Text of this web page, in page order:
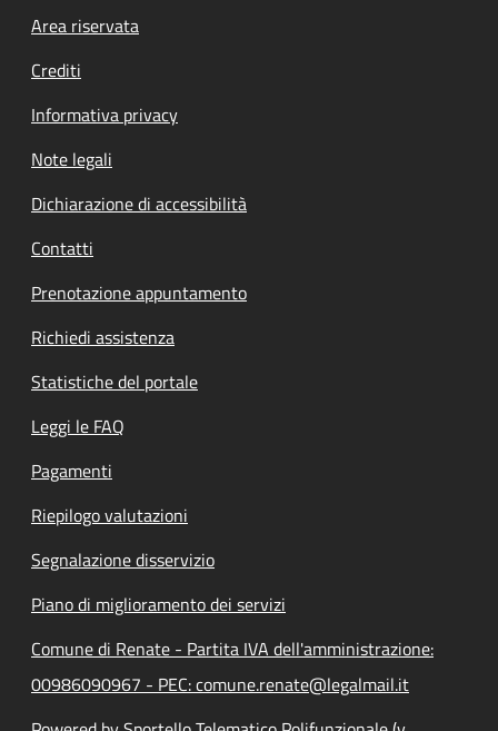
Footer menu
Area riservata
Crediti
Informativa privacy
Note legali
Dichiarazione di accessibilità
Contatti
Prenotazione appuntamento
Richiedi assistenza
Statistiche del portale
Leggi le FAQ
Pagamenti
Riepilogo valutazioni
Segnalazione disservizio
Piano di miglioramento dei servizi
Comune di Renate - Partita IVA dell'amministrazione:
00986090967 - PEC: comune.renate@legalmail.it